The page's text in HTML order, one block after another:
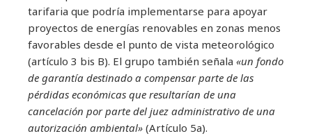
tarifaria que podría implementarse para apoyar
proyectos de energías renovables en zonas menos
favorables desde el punto de vista meteorológico
(artículo 3 bis B). El grupo también señala «un fondo
de garantía destinado a compensar parte de las
pérdidas económicas que resultarían de una
cancelación por parte del juez administrativo de una
autorización ambiental» (Artículo 5a).